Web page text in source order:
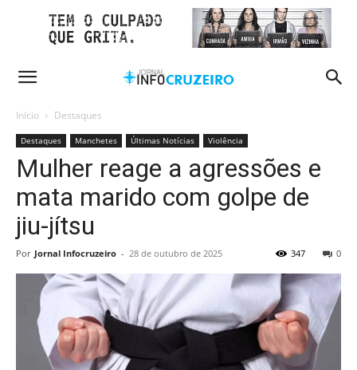
Início Destaques
Destaques Manchetes Últimas Notícias Violência
Mulher reage a agressões e
mata marido com golpe de
jiu-jítsu
Por Jornal Infocruzeiro - 28 de outubro de 2025 0
347